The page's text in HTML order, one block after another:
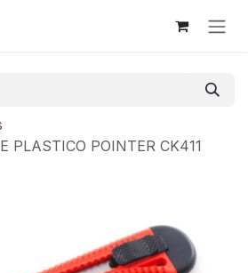
PLASTICO POINTER CK411